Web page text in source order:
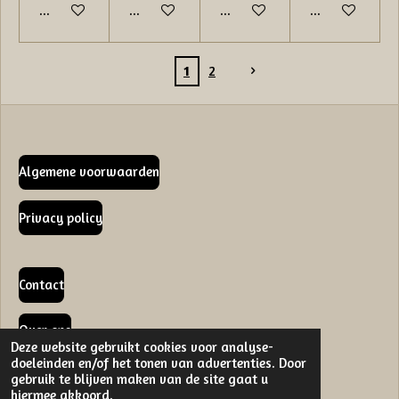
Deze website gebruikt cookies voor analyse-
doeleinden en/of het tonen van advertenties. Door
gebruik te blijven maken van de site gaat u
hiermee akkoord.
In winkelwagenIn winkelwagenIn winkelwagenIn
1 2
Algemene voorwaarden
Privacy policy
Contact
Over ons